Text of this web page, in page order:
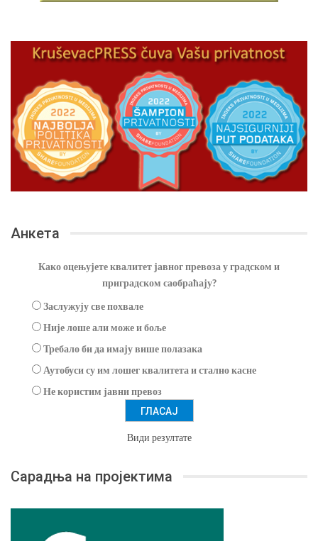
Анкета
Како оцењујете квалитет јавног превоза у градском и
приградском саобраћају?
Заслужују све похвале
Није лоше али може и боље
Требало би да имају више полазака
Аутобуси су им лошег квалитета и стално касне
Не користим јавни превоз
Види резултате
Сарадња на пројектима